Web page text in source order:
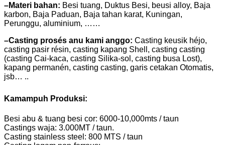
–Materi bahan: Besi tuang, Duktus Besi, beusi alloy, Baja
karbon, Baja Paduan, Baja tahan karat, Kuningan,
Perunggu, aluminium, ……
–Casting prosés anu kami anggo: Casting keusik héjo,
casting pasir résin, casting kapang Shell, casting casting
(casting Cai-kaca, casting Silika-sol, casting busa Lost),
kapang permanén, casting casting, garis cetakan Otomatis,
jsb… ..
Kamampuh Produksi:
Besi abu & tuang besi cor: 6000-10,000mts / taun
Castings waja: 3.000MT / taun.
Casting stainless steel: 800 MTS / taun